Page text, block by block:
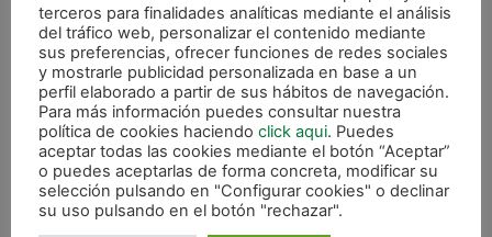
A los tres minutos de la reanudación, Ferrao
remataba de cabeza y tras el rechace de
Asier, el pívot brasileño empujaba a placer
para dar la vuelta al marcador. Con la
remontada completada, los azulgranas
empezaron a dominar controlando el ritmo del
partido. Por parte de Magna Gurpea, Jesulito
exigía el máximo a Juanjo con un fuerte
terceros para finalidades analíticas mediante el análisis
del tráfico web, personalizar el contenido mediante
sus preferencias, ofrecer funciones de redes sociales
y mostrarle publicidad personalizada en base a un
perfil elaborado a partir de sus hábitos de navegación.
Para más información puedes consultar nuestra
política de cookies haciendo click aqui. Puedes
aceptar todas las cookies mediante el botón “Aceptar”
o puedes aceptarlas de forma concreta, modificar su
selección pulsando en "Configurar cookies" o declinar
su uso pulsando en el botón "rechazar".